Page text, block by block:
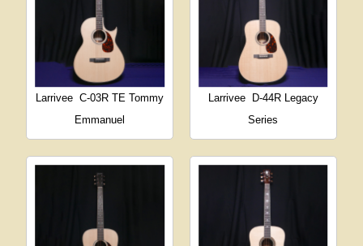
Larrivee C-03R TE Tommy
Emmanuel
Larrivee
D-44R Legacy
Series